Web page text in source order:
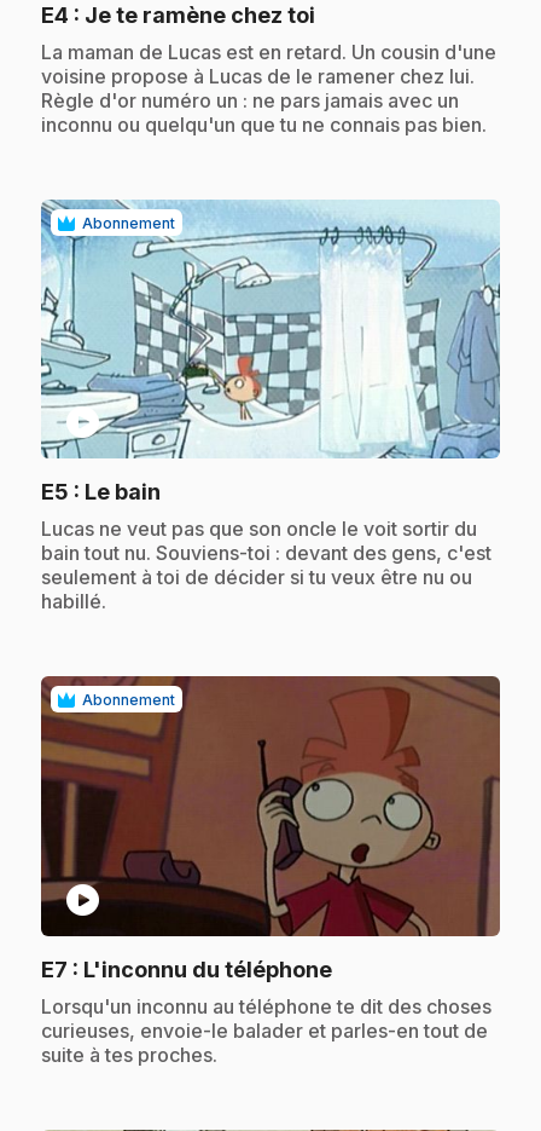
E4 : Je te ramène chez toi
.La maman de Lucas est en retard. Un cousin d'une
voisine propose à Lucas de le ramener chez lui.
Règle d'or numéro un : ne pars jamais avec un
inconnu ou quelqu'un que tu ne connais pas bien.
Abonnement
play_circle
E5 : Le bain
.Lucas ne veut pas que son oncle le voit sortir du
bain tout nu. Souviens-toi : devant des gens, c'est
seulement à toi de décider si tu veux être nu ou
habillé.
Abonnement
play_circle
E7 : L'inconnu du téléphone.
.Lorsqu'un inconnu au téléphone te dit des choses
curieuses, envoie-le balader et parles-en tout de
suite à tes proches.